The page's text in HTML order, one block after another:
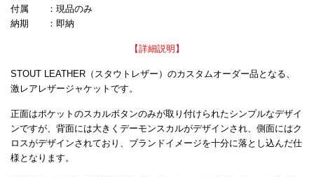
付属 ：現品のみ
納期 ：即納
【詳細説明】
STOUT LEATHER（スタウトレザー）のカスタムオーダー品となる、
激レアレザージャケットです。
正面はポケットのスカルボタンのみが取り付けられたシンプルなデザイ
ンですが、背面には大きくデーモンスカルがデザインされ、側面にはク
ロスがデザインされており、ブランドイメージを十分に落とし込んだ仕
様となります。